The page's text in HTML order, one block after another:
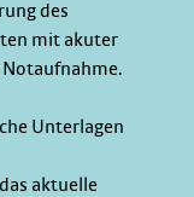
des
mit akuter
Unterlagen
aktuelle